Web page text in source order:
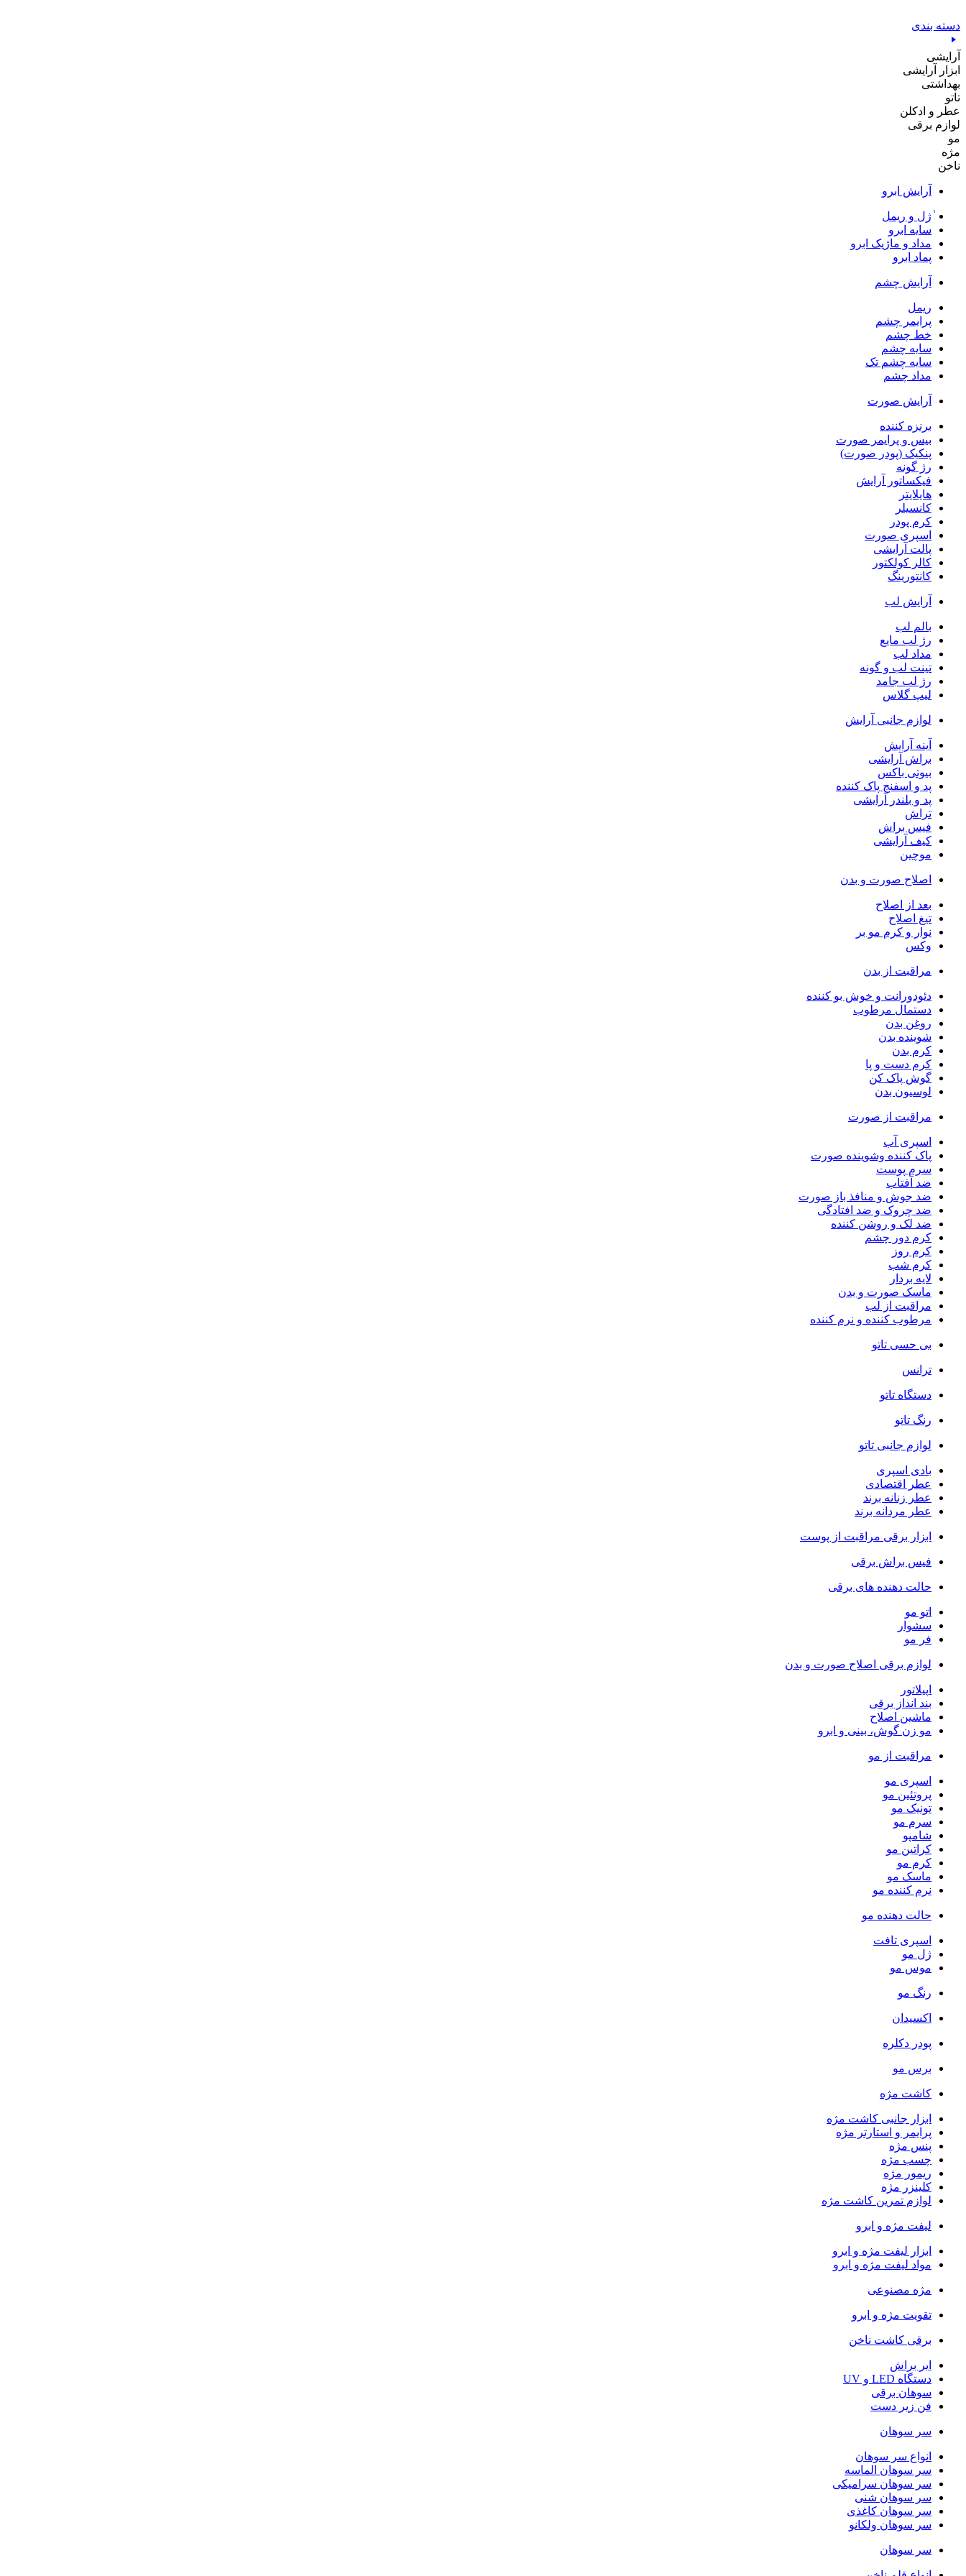
به
محتوا
دسته بندی
آرایشی
ابزار آرایشی
بهداشتی
تاتو
عطر و ادکلن
لوازم برقی
مو
مژه
ناخن
آرایش ابرو
ٰژل و ریمل
سایه ابرو
مداد و ماژیک ابرو
پماد ابرو
آرایش چشم
ریمل
پرایمر چشم
خط چشم
سایه چشم
سایه چشم تک
مداد چشم
آرایش صورت
برنزه کننده
بیس و پرایمر صورت
پنکیک (پودر صورت)
رژ گونه
فیکساتور آرایش
هایلایتر
کانسیلر
کرم پودر
اسپری صورت
پالت آرایشی
کالر کولکتور
کانتورینگ
آرایش لب
بالم لب
رژ لب مایع
مداد لب
تینت لب و گونه
رژ لب جامد
لیپ گلاس
لوازم جانبی آرایش
آینه آرایش
براش آرایشی
بیوتی باکس
پد و اسفنج پاک کننده
پد و بلندر آرایشی
تراش
فیس براش
کیف آرایشی
موچین
اصلاح صورت و بدن
بعد از اصلاح
تیغ اصلاح
نوار و کرم مو بر
وکس
مراقبت از بدن
دئودورانت و خوش بو کننده
دستمال مرطوب
روغن بدن
شوینده بدن
کرم بدن
کرم دست و پا
گوش پاک کن
لوسیون بدن
مراقبت از صورت
اسپری آب
پاک کننده وشوینده صورت
سرم پوست
ضد آفتاب
ضد جوش و منافذ باز صورت
ضد چروک و ضد افتادگی
ضد لک و روشن کننده
کرم دور چشم
کرم روز
کرم شب
لایه بردار
ماسک صورت و بدن
مراقبت از لب
مرطوب کننده و نرم کننده
بی حسی تاتو
ترانس
دستگاه تاتو
رنگ تاتو
لوازم جانبی تاتو
بادی اسپری
عطر اقتصادی
عطر زنانه برند
عطر مردانه برند
ابزار برقی مراقبت از پوست
فیس براش برقی
حالت دهنده های برقی
اتو مو
سشوار
فر مو
لوازم برقی اصلاح صورت و بدن
اپیلاتور
بند انداز برقی
ماشین اصلاح
مو زن گوش، بینی و ابرو
مراقبت از مو
اسپری مو
پروتئین مو
تونیک مو
سرم مو
شامپو
کراتین مو
کرم مو
ماسک مو
نرم کننده مو
حالت دهنده مو
اسپری تافت
ژل مو
موس مو
رنگ مو
اکسیدان
پودر دکلره
برس مو
کاشت مژه
ابزار جانبی کاشت مژه
پرایمر و استارتر مژه
پنس مژه
چسب مژه
ریمور مژه
کلینزر مژه
لوازم تمرین کاشت مژه
لیفت مژه و ابرو
ابزار لیفت مژه و ابرو
مواد لیفت مژه و ابرو
مژه مصنوعی
تقویت مژه و ابرو
برقی کاشت ناخن
ایر براش
دستگاه LED و UV
سوهان برقی
فن زیر دست
سر سوهان
انواع سر سوهان
سر سوهان الماسه
سر سوهان سرامیکی
سر سوهان شنی
سر سوهان کاغذی
سر سوهان ولکانو
سر سوهان